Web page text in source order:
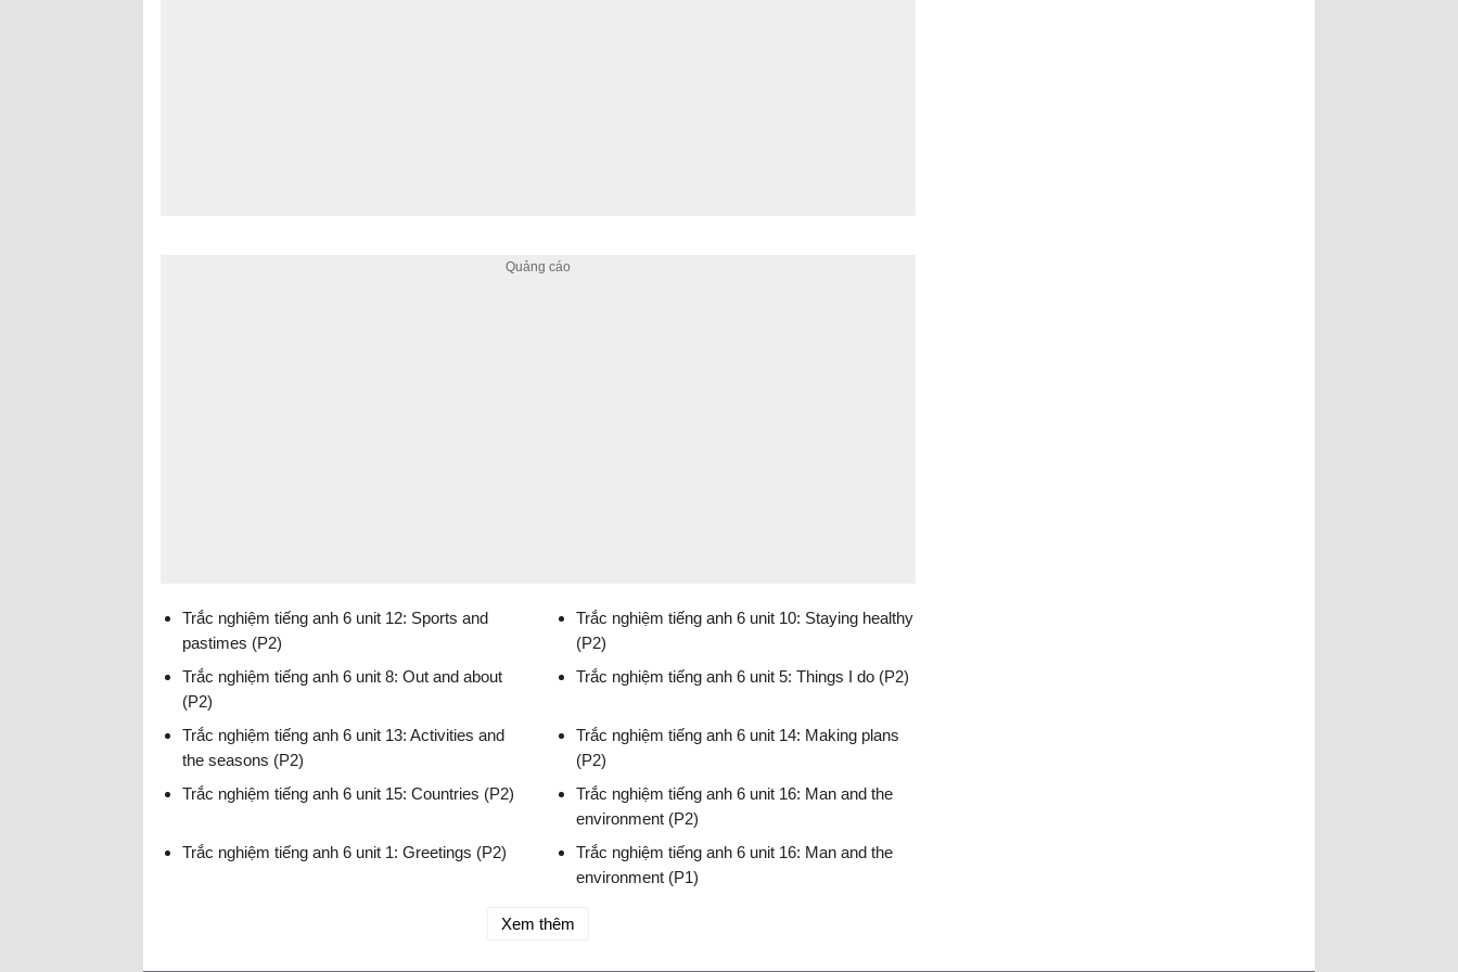
Trắc nghiệm tiếng anh 6 unit 12: Sports and
pastimes (P2)
Trắc nghiệm tiếng anh 6 unit 10: Staying healthy
(P2)
Trắc nghiệm tiếng anh 6 unit 8: Out and about
(P2)
Trắc nghiệm tiếng anh 6 unit 5: Things I do (P2)
Trắc nghiệm tiếng anh 6 unit 13: Activities and
the seasons (P2)
Trắc nghiệm tiếng anh 6 unit 14: Making plans
(P2)
Trắc nghiệm tiếng anh 6 unit 15: Countries (P2)
Trắc nghiệm tiếng anh 6 unit 16: Man and the
environment (P2)
Trắc nghiệm tiếng anh 6 unit 1: Greetings (P2)
Trắc nghiệm tiếng anh 6 unit 16: Man and the
environment (P1)
Xem thêm